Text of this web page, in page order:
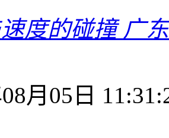
度的碰撞 广
月05日